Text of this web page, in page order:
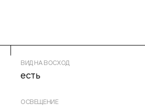
ВИД НА ВОСХОД
есть
ОСВЕЩЕНИЕ